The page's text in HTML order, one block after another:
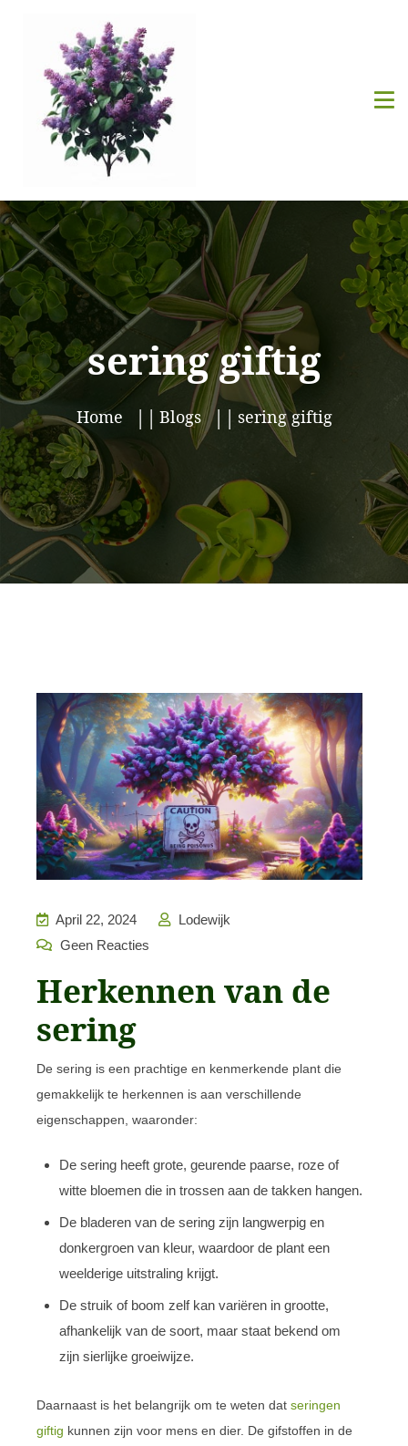
sering giftig
Home Blogs sering giftig
April 22, 2024
Lodewijk
Geen Reacties
Herkennen van de
sering
De sering is een prachtige en kenmerkende plant die
gemakkelijk te herkennen is aan verschillende
eigenschappen, waaronder:
De sering heeft grote, geurende paarse, roze of
witte bloemen die in trossen aan de takken hangen.
De bladeren van de sering zijn langwerpig en
donkergroen van kleur, waardoor de plant een
weelderige uitstraling krijgt.
De struik of boom zelf kan variëren in grootte,
afhankelijk van de soort, maar staat bekend om
zijn sierlijke groeiwijze.
Daarnaast is het belangrijk om te weten dat seringen
giftig kunnen zijn voor mens en dier. De gifstoffen in de